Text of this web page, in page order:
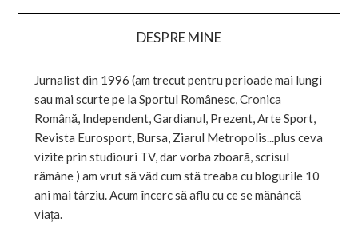
DESPRE MINE
Jurnalist din 1996 (am trecut pentru perioade mai lungi
sau mai scurte pe la Sportul Românesc, Cronica
Română, Independent, Gardianul, Prezent, Arte Sport,
Revista Eurosport, Bursa, Ziarul Metropolis...plus ceva
vizite prin studiouri TV, dar vorba zboară, scrisul
rămâne ) am vrut să văd cum stă treaba cu blogurile 10
ani mai târziu. Acum încerc să aflu cu ce se mănâncă
viața.